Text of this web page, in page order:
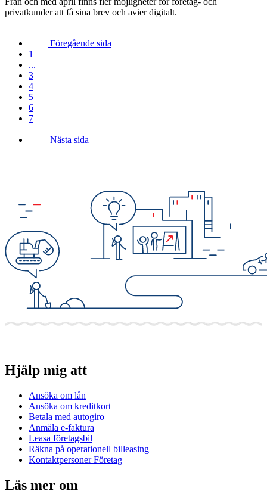
privatkunder att få sina brev och avier digitalt.
Föregående sida
1
...
3
4
5
6
7
Nästa sida
Hjälp mig att
Ansöka om lån
Ansöka om kreditkort
Betala med autogiro
Anmäla e-faktura
Leasa företagsbil
Räkna på operationell billeasing
Kontaktpersoner Företag
Läs mer om